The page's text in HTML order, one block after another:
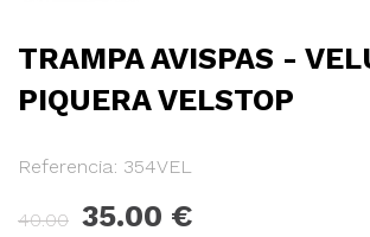
TRAMPA AVISPAS -
PIQUERA VELSTOP
Referencia: 354VEL
40.00 35.00